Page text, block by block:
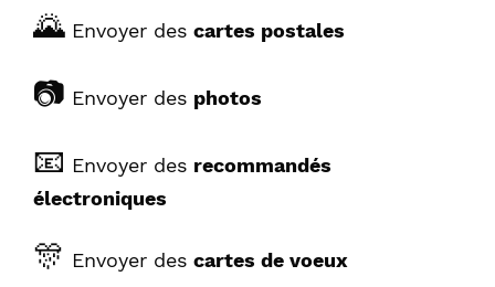
🌄 Envoyer des cartes postales
📷 Envoyer des photos
📧 Envoyer des recommandés
électroniques
🎊 Envoyer des cartes de voeux